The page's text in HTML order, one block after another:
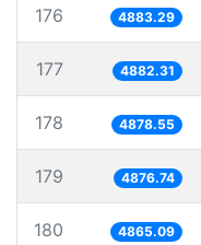
176 4883.29
177 4882.31
178 4878.55
179 4876.74
180 4865.09